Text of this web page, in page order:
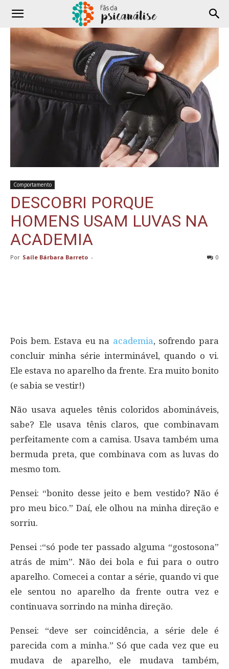
Comportamento
DESCOBRI PORQUE
HOMENS USAM LUVAS NA
ACADEMIA
Por Saíle Bárbara Barreto - 0
Pois bem. Estava eu na academia, sofrendo para
concluir minha série interminável, quando o vi.
Ele estava no aparelho da frente. Era muito bonito
(e sabia se vestir!)
Não usava aqueles tênis coloridos abomináveis,
sabe? Ele usava tênis claros, que combinavam
perfeitamente com a camisa. Usava também uma
bermuda preta, que combinava com as luvas do
mesmo tom.
Pensei: “bonito desse jeito e bem vestido? Não é
pro meu bico.” Daí, ele olhou na minha direção e
sorriu.
Pensei :“só pode ter passado alguma “gostosona”
atrás de mim”. Não dei bola e fui para o outro
aparelho. Comecei a contar a série, quando vi que
ele sentou no aparelho da frente outra vez e
continuava sorrindo na minha direção.
Pensei: “deve ser coincidência, a série dele é
parecida com a minha.” Só que cada vez que eu
mudava de aparelho, ele mudava também,